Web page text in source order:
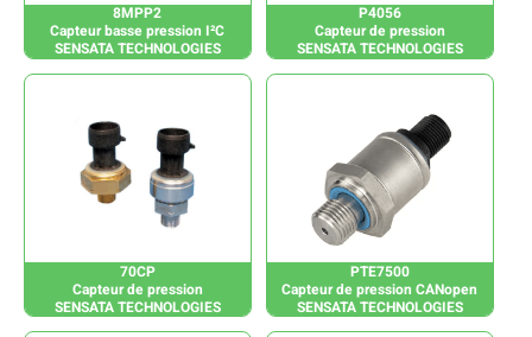
8MPP2
Capteur basse pression I²C
SENSATA TECHNOLOGIES
P4056
Capteur de pression
SENSATA TECHNOLOGIES
70CP
Capteur de pression
SENSATA TECHNOLOGIES
PTE7500
Capteur de pression CANopen
SENSATA TECHNOLOGIES